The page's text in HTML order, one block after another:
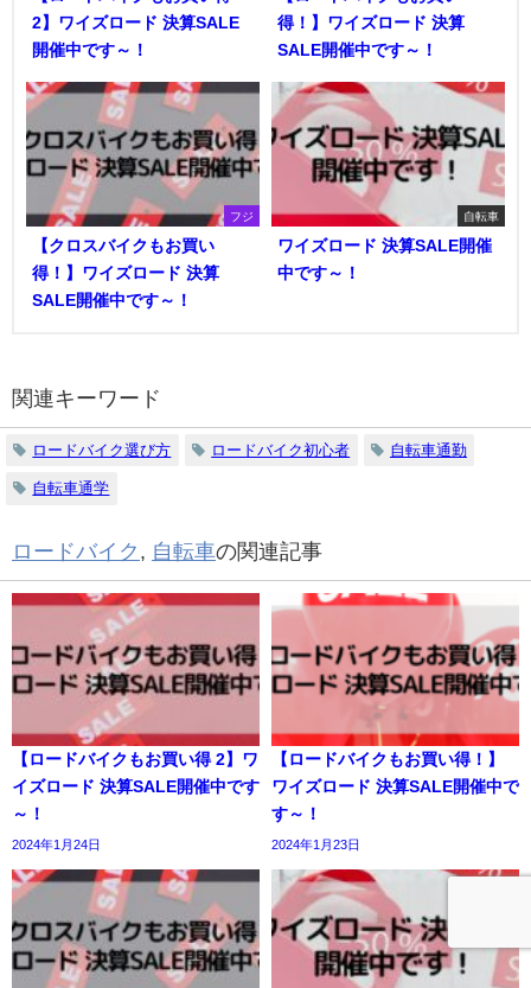
2】ワイズロード 決算SALE
開催中です～！
得！】ワイズロード 決算
SALE開催中です～！
フジ
【クロスバイクもお買い
得！】ワイズロード 決算
SALE開催中です～！
自転車
ワイズロード 決算SALE開催
中です～！
関連キーワード
ロードバイク選び方 ロードバイク初心者 自転車通勤
自転車通学
ロードバイク , 自転車の関連記事
【ロードバイクもお買い得 2】ワ
イズロード 決算SALE開催中です
～！
2024年1月24日
【ロードバイクもお買い得！】
ワイズロード 決算SALE開催中で
す～！
2024年1月23日